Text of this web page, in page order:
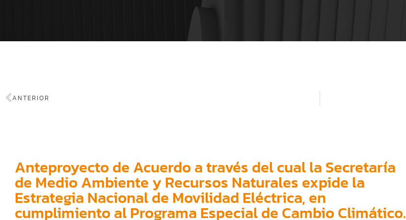
ANTERIOR
Anteproyecto de Acuerdo a través del cual la Secretaría
de Medio Ambiente y Recursos Naturales expide la
Estrategia Nacional de Movilidad Eléctrica, en
cumplimiento al Programa Especial de Cambio Climático.